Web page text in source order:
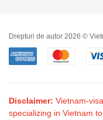
Drepturi de autor 2026 ©
Disclaimer: Vietnam-
specializing in Vietnam